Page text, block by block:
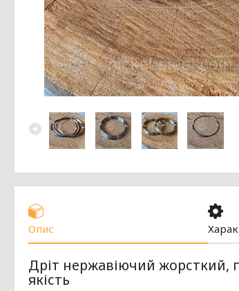
Опис
Дріт нержавіючий жорсткий,
якість